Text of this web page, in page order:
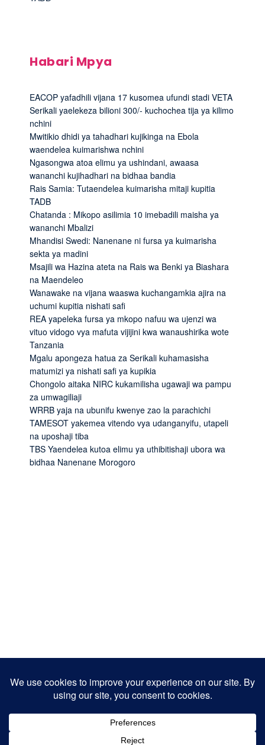
Habari Mpya
EACOP yafadhili vijana 17 kusomea ufundi stadi VETA
Serikali yaelekeza bilioni 300/- kuchochea tija ya kilimo
nchini
Mwitikio dhidi ya tahadhari kujikinga na Ebola
waendelea kuimarishwa nchini
Ngasongwa atoa elimu ya ushindani, awaasa
wananchi kujihadhari na bidhaa bandia
Rais Samia: Tutaendelea kuimarisha mitaji kupitia
TADB
Chatanda : Mikopo asilimia 10 imebadili maisha ya
wananchi Mbalizi
Mhandisi Swedi: Nanenane ni fursa ya kuimarisha
sekta ya madini
Msajili wa Hazina ateta na Rais wa Benki ya Biashara
na Maendeleo
Wanawake na vijana waaswa kuchangamkia ajira na
uchumi kupitia nishati safi
REA yapeleka fursa ya mkopo nafuu wa ujenzi wa
vituo vidogo vya mafuta vijijini kwa wanaushirika wote
Tanzania
Mgalu apongeza hatua za Serikali kuhamasisha
matumizi ya nishati safi ya kupikia
Chongolo aitaka NIRC kukamilisha ugawaji wa pampu
za umwagiliaji
WRRB yaja na ubunifu kwenye zao la parachichi
TAMESOT yakemea vitendo vya udanganyifu, utapeli
na uposhaji tiba
TBS Yaendelea kutoa elimu ya uthibitishaji ubora wa
bidhaa Nanenane Morogoro